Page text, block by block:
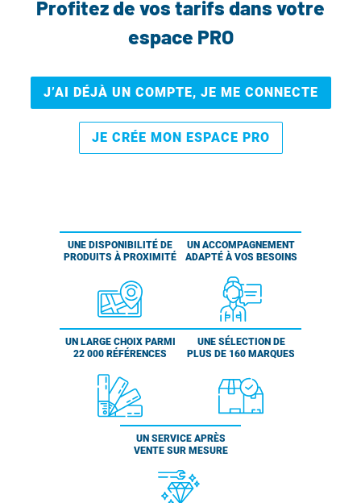
Profitez de vos tarifs dans votre
espace PRO
J’AI DÉJÀ UN COMPTE, JE ME CONNECTE
JE CRÉE MON ESPACE PRO
UNE DISPONIBILITÉ DE
PRODUITS À PROXIMITÉ
UN ACCOMPAGNEMENT
ADAPTÉ À VOS BESOINS
UN LARGE CHOIX PARMI
22 000 RÉFÉRENCES
UNE SÉLECTION DE
PLUS DE 160 MARQUES
UN SERVICE APRÈS
VENTE SUR MESURE